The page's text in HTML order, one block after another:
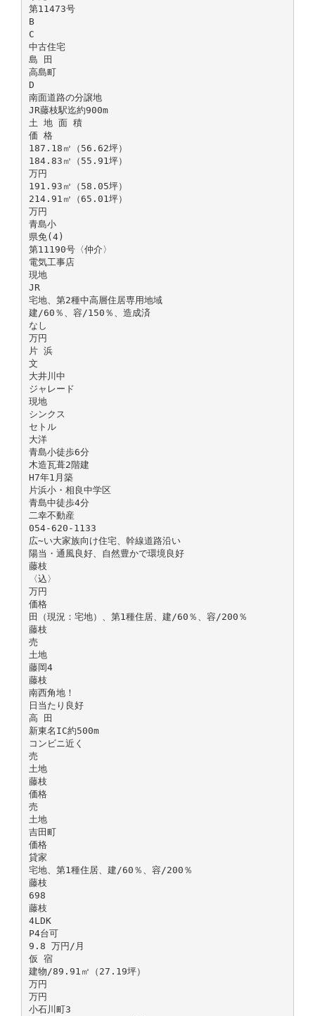
第11473号
B
C
中古住宅
島 田
高島町
D
南面道路の分譲地
JR藤枝駅迄約900m
土 地 面 積
価 格
187.18㎡（56.62坪）
184.83㎡（55.91坪）
万円
191.93㎡（58.05坪）
214.91㎡（65.01坪）
万円
青島小
県免(4)
第11190号〈仲介〉
電気工事店
現地
JR
宅地、第2種中高層住居専用地域
建/60％、容/150％、造成済
なし
万円
片 浜
文
大井川中
ジャレード
現地
シンクス
セトル
大洋
青島小徒歩6分
木造瓦葺2階建
H7年1月築
片浜小・相良中学区
青島中徒歩4分
二幸不動産
054-620-1133
広∼い大家族向け住宅、幹線道路沿い
陽当・通風良好、自然豊かで環境良好
藤枝
〈込〉
万円
価格
田（現況：宅地）、第1種住居、建/60％、容/200％
藤枝
売
土地
藤岡4
藤枝
南西角地！
日当たり良好
高 田
新東名IC約500m
コンビニ近く
売
土地
藤枝
価格
売
土地
吉田町
価格
貸家
宅地、第1種住居、建/60％、容/200％
藤枝
698
藤枝
4LDK
P4台可
9.8 万円/月
仮 宿
建物/89.91㎡（27.19坪）
万円
万円
小石川町3